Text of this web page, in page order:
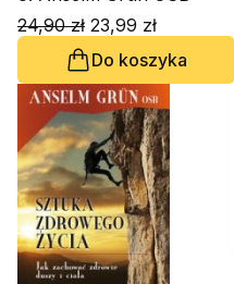
24,90 zł 23,99 zł
Do koszyka